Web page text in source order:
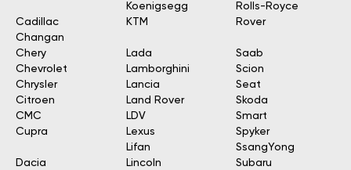
Cadillac
Changan
Chery
Chevrolet
Chrysler
Citroen
CMC
Cupra
Dacia
Koenigsegg
KTM
Lada
Lamborghini
Lancia
Land Rover
LDV
Lexus
Lifan
Lincoln
Rolls-Royce
Rover
Saab
Scion
Seat
Skoda
Smart
Spyker
SsangYong
Subaru